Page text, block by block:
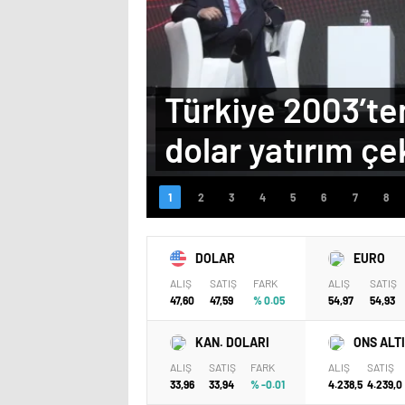
Türkiye
dolar yatırım
DOLAR
ALIŞ
47,60
SATIŞ
47,59
FARK
% 0.05
EURO
ALIŞ
54,97
SATIŞ
54,93
KAN. DOLARI
ALIŞ
33,96
SATIŞ
33,94
FARK
% -0.01
ONS
ALIŞ
4.238,5
SATIŞ
4.239,0